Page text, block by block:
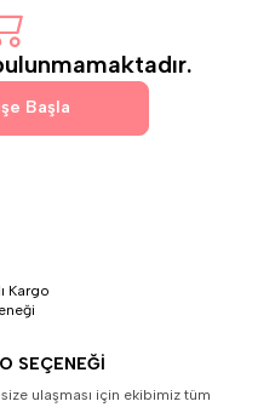
Başla
SEÇENEĞI
ulaşması için ekibimiz tüm